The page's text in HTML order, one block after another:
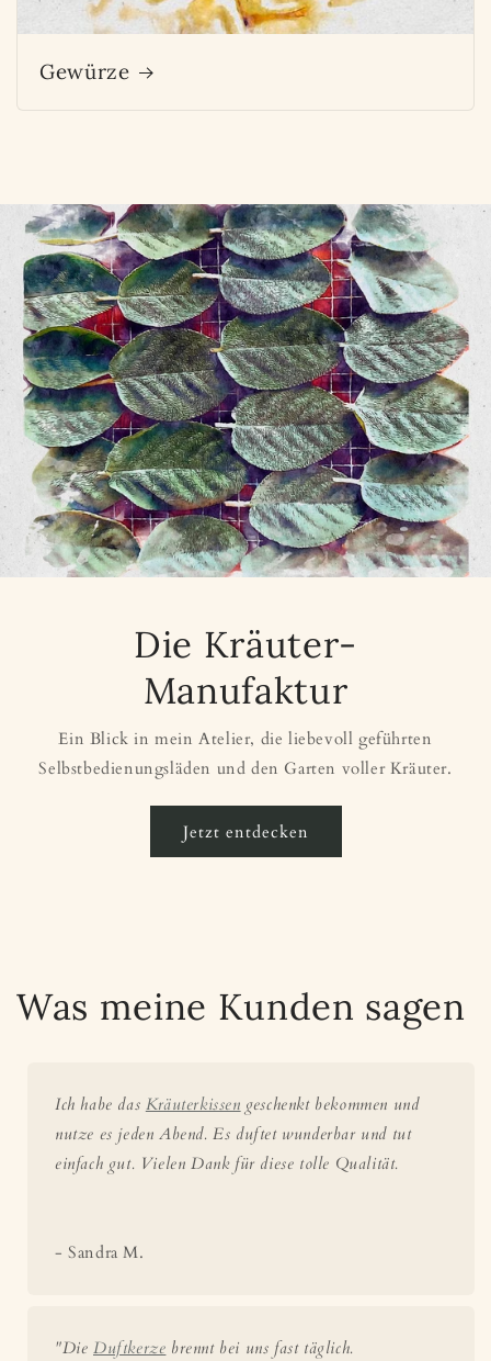
Gewürze
Die Kräuter-
Manufaktur
Ein Blick in mein Atelier, die liebevoll geführten
Selbstbedienungsläden und den Garten voller Kräuter.
Jetzt entdecken
Was meine Kunden sagen
Ich habe das Kräuterkissen geschenkt bekommen und
nutze es jeden Abend. Es duftet wunderbar und tut
einfach gut. Vielen Dank für diese tolle Qualität.
- Sandra M.
"Die Duftkerze brennt bei uns fast täglich.